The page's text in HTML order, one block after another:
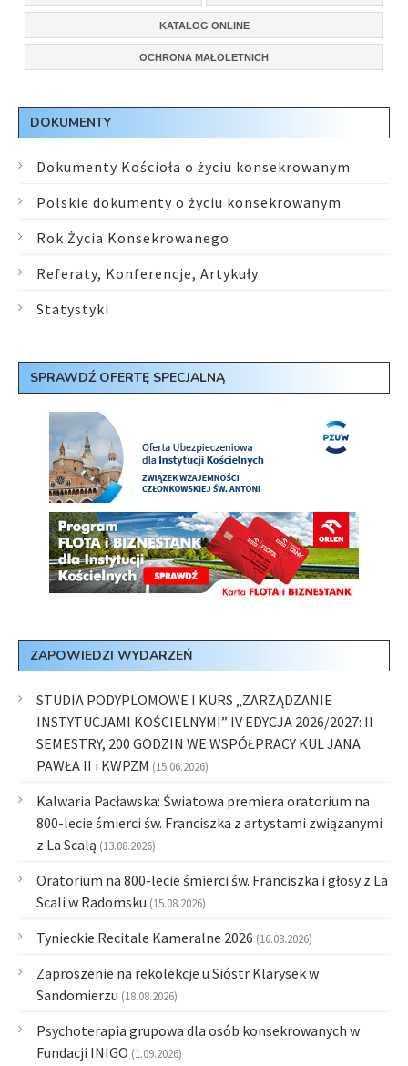
KATALOG ONLINE
OCHRONA MAŁOLETNICH
DOKUMENTY
Dokumenty Kościoła o życiu konsekrowanym
Polskie dokumenty o życiu konsekrowanym
Rok Życia Konsekrowanego
Referaty, Konferencje, Artykuły
Statystyki
SPRAWDŹ OFERTĘ SPECJALNĄ
ZAPOWIEDZI WYDARZEŃ
STUDIA PODYPLOMOWE I KURS „ZARZĄDZANIE
INSTYTUCJAMI KOŚCIELNYMI” IV EDYCJA 2026/2027: II
SEMESTRY, 200 GODZIN WE WSPÓŁPRACY KUL JANA
PAWŁA II i KWPZM (15.06.2026)
Kalwaria Pacławska: Światowa premiera oratorium na
800-lecie śmierci św. Franciszka z artystami związanymi
z La Scalą (13.08.2026)
Oratorium na 800-lecie śmierci św. Franciszka i głosy z La
Scali w Radomsku (15.08.2026)
Tynieckie Recitale Kameralne 2026 (16.08.2026)
Zaproszenie na rekolekcje u Sióstr Klarysek w
Sandomierzu (18.08.2026)
Psychoterapia grupowa dla osób konsekrowanych w
Fundacji INIGO (1.09.2026)